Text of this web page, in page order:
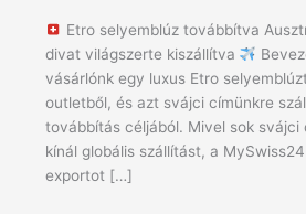
Etro selyemblúz továbbítva
divat világszerte kiszállítva
vásárlónk egy luxus Etro
outletből, és azt svájci címünkre
továbbítás céljából. Mivel sok svájci
kínál globális szállítást, a
exportot […]